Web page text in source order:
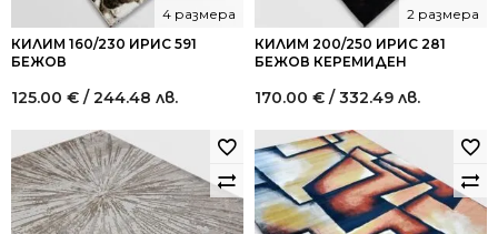
КИЛИМ 160/230 ИРИС 591
БЕЖОВ
4 размера
125.00 € / 244.48 лв.
КИЛИМ 200/250 ИРИС 281
БЕЖОВ КЕРЕМИДЕН
2 размера
170.00 € / 332.49 лв.